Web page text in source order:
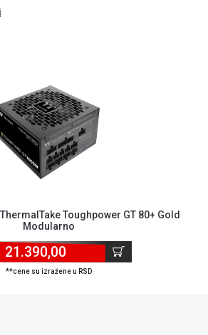
Toughpower GT 80+ Gold
Modularno
21.390,00
**cene su izražene u RSD